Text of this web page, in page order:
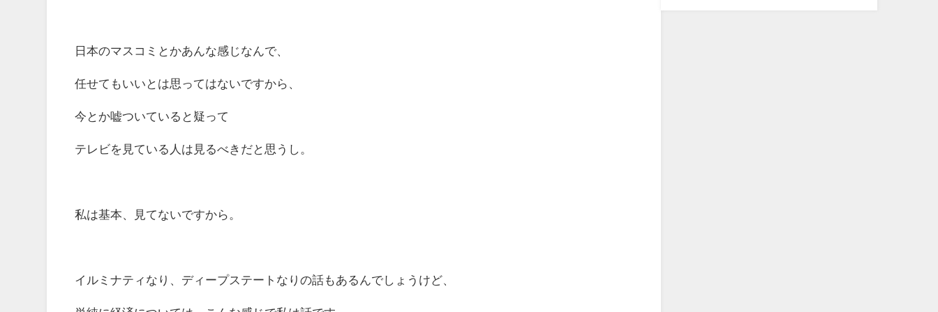
日本のマスコミとかあんな感じなんで、
任せてもいいとは思ってはないですから、
今とか嘘ついていると疑って
テレビを見ている人は見るべきだと思うし。
私は基本、見てないですから。
イルミナティなり、ディープステートなりの話もあるんでしょうけど、